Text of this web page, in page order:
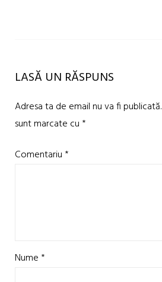
LASĂ UN RĂSPUNS
Adresa ta de email nu va fi publicată.
sunt marcate cu*
Comentariu*
Nume*